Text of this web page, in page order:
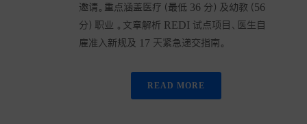
邀请。重点涵盖医疗（最低 36 分）及幼教（56
分）职业 。文章解析 REDI 试点项目、医生自
雇准入新规及 17 天紧急递交指南。
READ MORE